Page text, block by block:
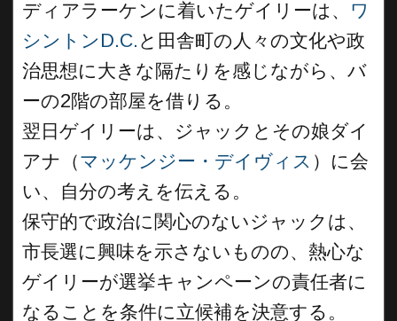
ディアラーケンに着いたゲイリーは、 ワ
シントンD.C. と田舎町の人々の文化や政
治思想に大きな隔たりを感じながら、バ
ーの2階の部屋を借りる。
翌日ゲイリーは、ジャックとその娘ダイ
アナ（マッケンジー・デイヴィス ）に会
い、自分の考えを伝える。
保守的で政治に関心のないジャックは、
市長選に興味を示さないものの、熱心な
ゲイリーが選挙キャンペーンの責任者に
なることを条件に立候補を決意する。